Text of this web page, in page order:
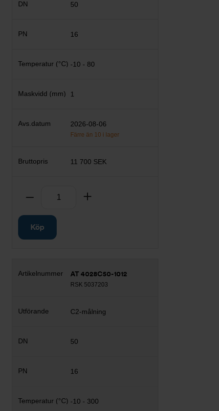
50
16
-10 - 80
1
2026-08-06
Färre än 10 i lager
11 700 SEK
Ta bort
Köp
AT 4028C50-1012
RSK 5037203
C2-målning
50
16
-10 - 300